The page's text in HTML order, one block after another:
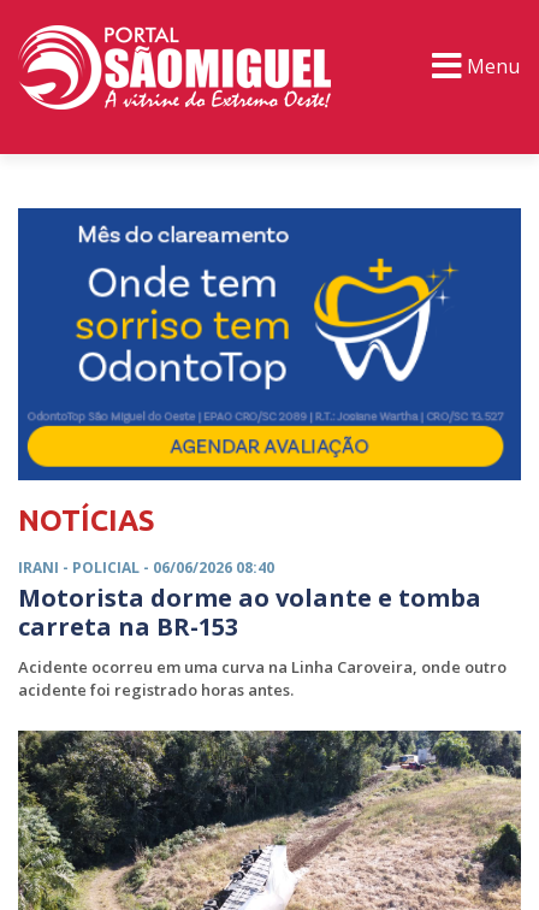
Menu
NOTÍCIAS
IRANI - POLICIAL - 06/06/2026 08:40
Motorista dorme ao volante e tomba
carreta na BR-153
Acidente ocorreu em uma curva na Linha Caroveira, onde outro
acidente foi registrado horas antes.